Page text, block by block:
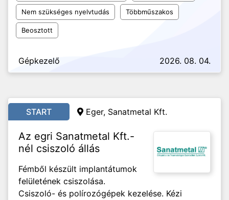
Nem szükséges nyelvtudás Többműszakos
Beosztott
Gépkezelő 2026. 08. 04.
START Eger, Sanatmetal Kft.
Az egri Sanatmetal Kft.-
nél csiszoló állás
Fémből készült implantátumok
felületének csiszolása.
Csiszoló- és polírozógépek kezelése. Kézi